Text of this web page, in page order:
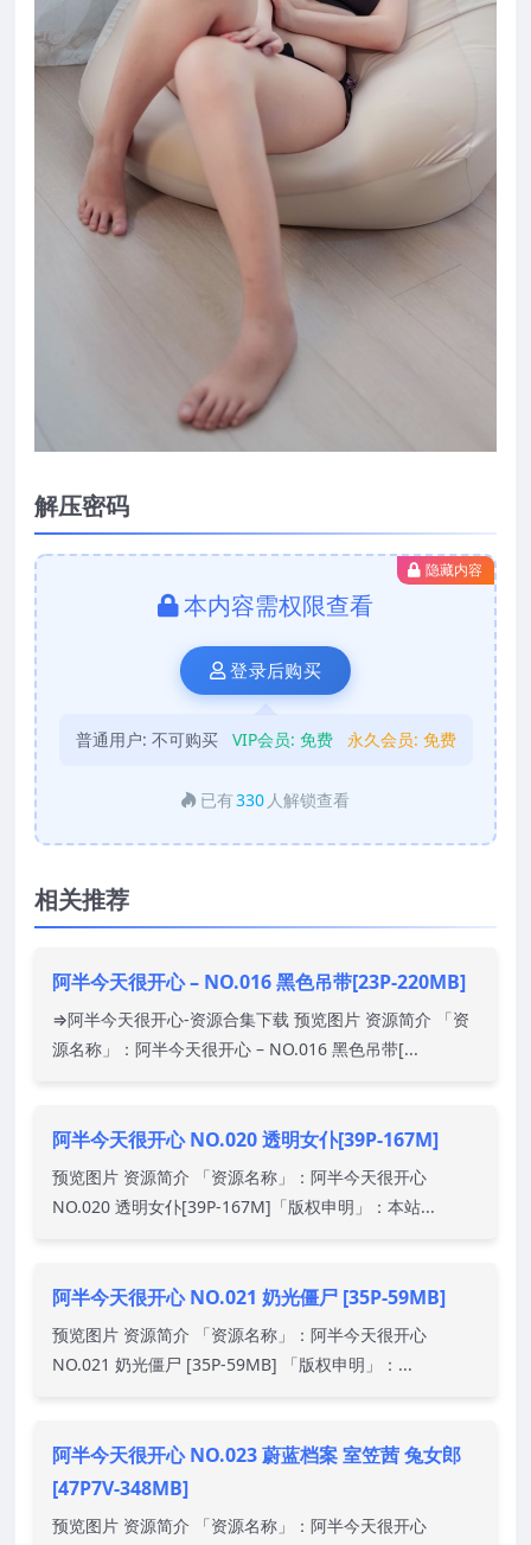
解压密码
隐藏内容
本内容需权限查看
登录后购买
普通用户: 不可购买 VIP会员: 免费 永久会员: 免费
已有330 人解锁查看
相关推荐
阿半今天很开心 – NO.016 黑色吊带[23P-220MB]
⇒阿半今天很开心-资源合集下载 预览图片 资源简介 「资
源名称」：阿半今天很开心 – NO.016 黑色吊带[...
阿半今天很开心 NO.020 透明女仆[39P-167M]
预览图片 资源简介 「资源名称」：阿半今天很开心
NO.020 透明女仆[39P-167M]「版权申明」：本站...
阿半今天很开心 NO.021 奶光僵尸 [35P-59MB]
预览图片 资源简介 「资源名称」：阿半今天很开心
NO.021 奶光僵尸 [35P-59MB] 「版权申明」：...
阿半今天很开心 NO.023 蔚蓝档案 室笠茜 兔女郎
[47P7V-348MB]
预览图片 资源简介 「资源名称」：阿半今天很开心